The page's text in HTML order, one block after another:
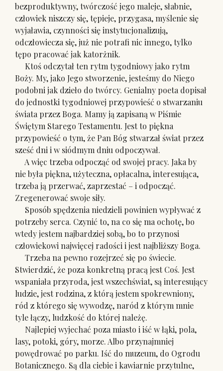
bezproduktywny, twórczość jego maleje, słabnie,
człowiek niszczy się, tępieje, przygasa, myślenie się
wyjaławia, czynności się instytucjonalizują,
odczłowiecza się, już nie potrafi nic innego, tylko
tępo pracować jak katorżnik.
Ktoś odczytał ten rytm tygodniowy jako rytm
Boży. My, jako Jego stworzenie, jesteśmy do Niego
podobni jak dzieło do twórcy. Genialny poeta dopisał
do jednostki tygodniowej przypowieść o stwarzaniu
świata przez Boga. Mamy ją zapisaną w Piśmie
Świętym Starego Testamentu. Jest to piękna
przypowieść o tym, że Pan Bóg stwarzał świat przez
sześć dni i w siódmym dniu odpoczywał.
A więc trzeba odpocząć od swojej pracy. Jaka by
nie była piękna, użyteczna, opłacalna, interesująca,
trzeba ją przerwać, zaprzestać – i odpocząć.
Zregenerować swoje siły.
Sposób spędzenia niedzieli powinien wypływać z
potrzeby serca. Czynić to, na co się ma ochotę, bo
wtedy jestem najbardziej sobą, bo to przynosi
człowiekowi najwięcej radości i jest najbliższy Boga.
Trzeba na pewno rozejrzeć się po świecie.
Stwierdzić, że poza konkretną pracą jest Coś. Jest
wspaniała przyroda, jest wszechświat, są interesujący
ludzie, jest rodzina, z którą jestem spokrewniony,
ród z którego się wywodzę, naród z którym mnie
tyle łączy, ludzkość do której należę.
Najlepiej wyjechać poza miasto i iść w łąki, pola,
lasy, potoki, góry, morze. Albo przynajmniej
powędrować po parku. Iść do muzeum, do Ogrodu
Botanicznego. Są dla ciebie i kawiarnie przytulne,